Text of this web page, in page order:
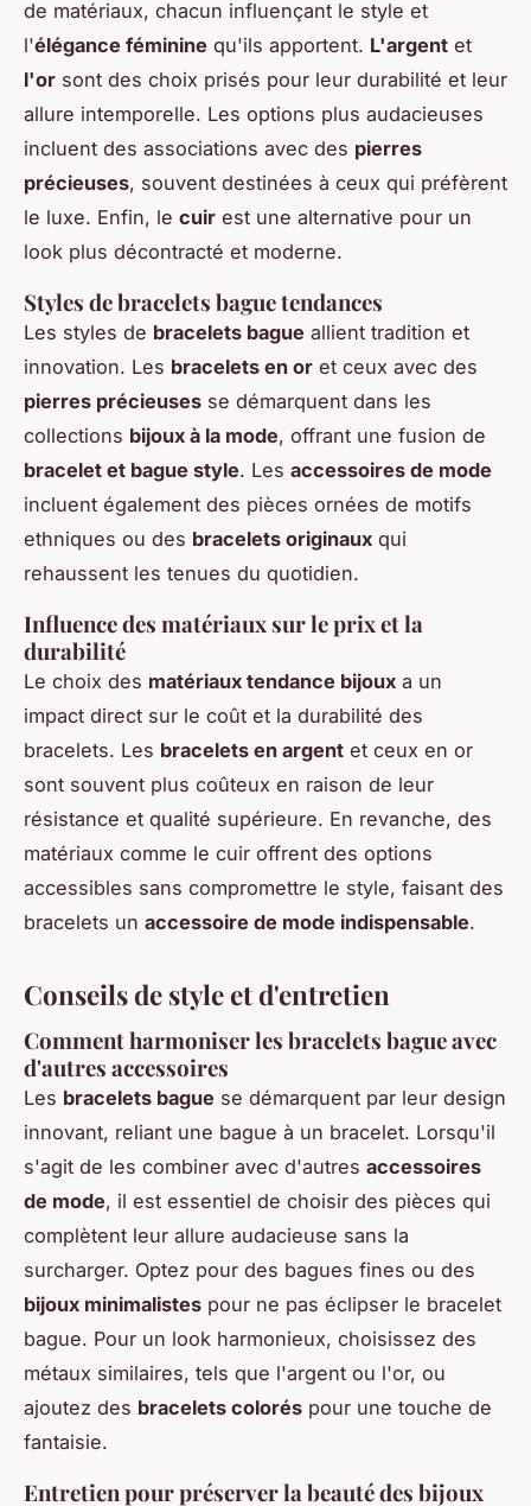
de matériaux, chacun influençant le style et
l'élégance féminine qu'ils apportent. L'argent et
l'or sont des choix prisés pour leur durabilité et leur
allure intemporelle. Les options plus audacieuses
incluent des associations avec des pierres
précieuses, souvent destinées à ceux qui préfèrent
le luxe. Enfin, le cuir est une alternative pour un
look plus décontracté et moderne.
Styles de bracelets bague tendances
Les styles de bracelets bague allient tradition et
innovation. Les bracelets en or et ceux avec des
pierres précieuses se démarquent dans les
collections bijoux à la mode, offrant une fusion de
bracelet et bague style. Les accessoires de mode
incluent également des pièces ornées de motifs
ethniques ou des bracelets originaux qui
rehaussent les tenues du quotidien.
Influence des matériaux sur le prix et la
durabilité
Le choix des matériaux tendance bijoux a un
impact direct sur le coût et la durabilité des
bracelets. Les bracelets en argent et ceux en or
sont souvent plus coûteux en raison de leur
résistance et qualité supérieure. En revanche, des
matériaux comme le cuir offrent des options
accessibles sans compromettre le style, faisant des
bracelets un accessoire de mode indispensable.
Conseils de style et d'entretien
Comment harmoniser les bracelets bague avec
d'autres accessoires
Les bracelets bague se démarquent par leur design
innovant, reliant une bague à un bracelet. Lorsqu'il
s'agit de les combiner avec d'autres accessoires
de mode, il est essentiel de choisir des pièces qui
complètent leur allure audacieuse sans la
surcharger. Optez pour des bagues fines ou des
bijoux minimalistes pour ne pas éclipser le bracelet
bague. Pour un look harmonieux, choisissez des
métaux similaires, tels que l'argent ou l'or, ou
ajoutez des bracelets colorés pour une touche de
fantaisie.
Entretien pour préserver la beauté des bijoux